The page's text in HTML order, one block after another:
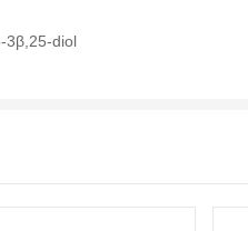
3β,25-diol